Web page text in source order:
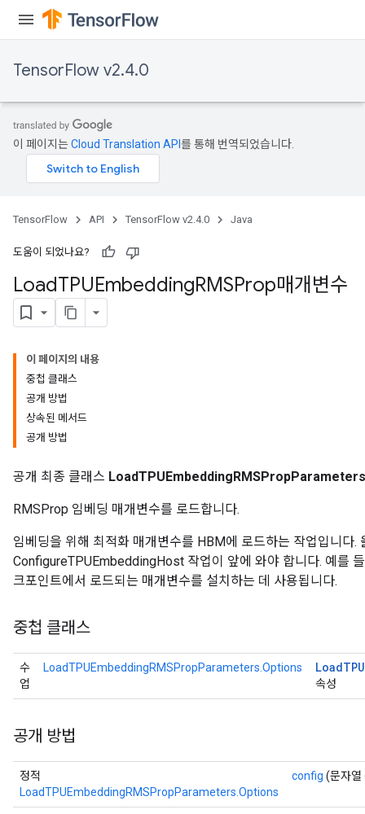
TensorFlow v2.4.0
이 페이지는Cloud Translation API 를 통해 번역되었습니다.
TensorFlow API TensorFlow v2.4.0 Java
도움이 되었나요?
LoadTPUEmbeddingRMSProp매개변수
이 페이지의 내용
중첩 클래스
공개 방법
상속된 메서드
공개 방법
공개 최종 클래스 LoadTPUEmbeddingRMSPropParameters
RMSProp 임베딩 매개변수를 로드합니다.
임베딩을 위해 최적화 매개변수를 HBM에 로드하는 작업입니다.
ConfigureTPUEmbeddingHost 작업이 앞에 와야 합니다. 예를
크포인트에서 로드되는 매개변수를 설치하는 데 사용됩니다.
중첩 클래스
수
업
LoadTPUEmbeddingRMSPropParameters.Options Load
속성
공개 방법
정적
LoadTPUEmbeddingRMSPropParameters.Options
config (문자열